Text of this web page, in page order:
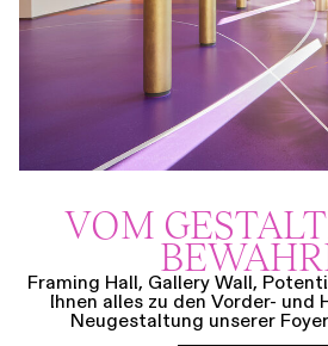
VOM
Framing Hall, Gallery Wall,
Ihnen alles zu den Vorder- und
Neugestaltung unserer